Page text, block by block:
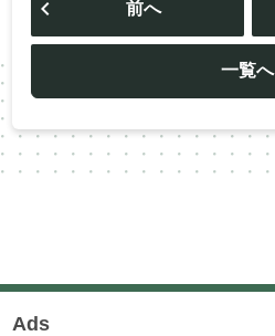
ビ
ー
シ
ョ
前へ
一覧へ
Ads